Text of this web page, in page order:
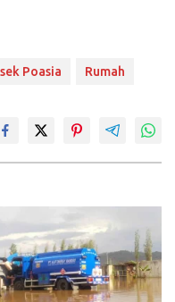
Poasia Rumah